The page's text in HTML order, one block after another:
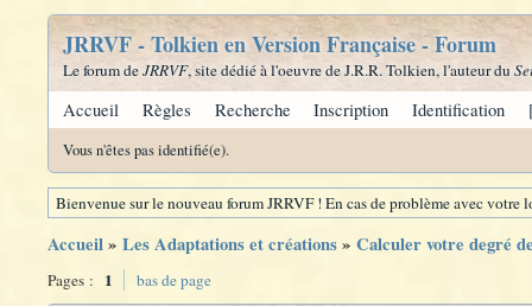
JRRVF - Tolkien en Version Française - Forum
Le forum deJRRVF, site dédié à l'oeuvre de J.R.R. Tolkien, l'auteur du
Accueil Règles Recherche Inscription Identification
Vous n'êtes pas identifié(e).
Bienvenue sur le nouveau forum JRRVF ! En cas de problème avec
Accueil» Les Adaptations et créations» Calculer votre degré
Pages : 1 bas de page